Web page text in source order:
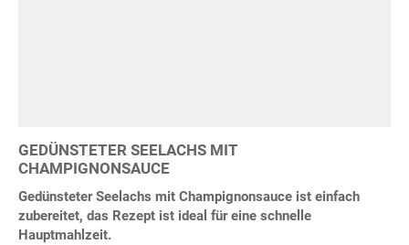
GEDÜNSTETER SEELACHS MIT
CHAMPIGNONSAUCE
Gedünsteter Seelachs mit Champignonsauce ist einfach
zubereitet, das Rezept ist ideal für eine schnelle
Hauptmahlzeit.